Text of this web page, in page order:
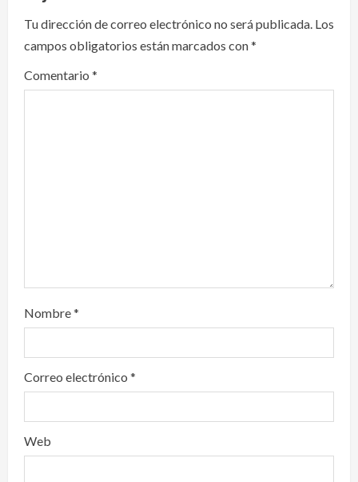
i
g
a
Tu dirección de correo electrónico no será publicada. Los
campos obligatorios están marcados con*
Comentario *
Nombre*
Correo electrónico *
Web